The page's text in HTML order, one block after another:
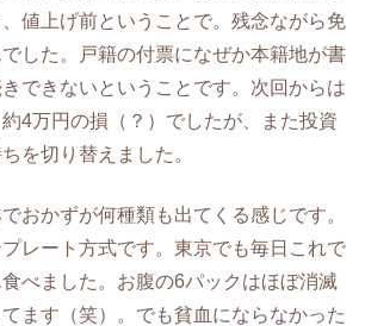
値上げ前ということで。残念ながら免
した。戸籍の付票になぜか本籍地が書
できないということです。次回からは
4万円の損（？）でしたが、また投資
を切り替えました。
おかずが何種類も出てくる感じです。
レート方式です。東京でも毎日これで
べました。お腹の6パックはほぼ消滅
ます（笑）。でも貧血にならなかった